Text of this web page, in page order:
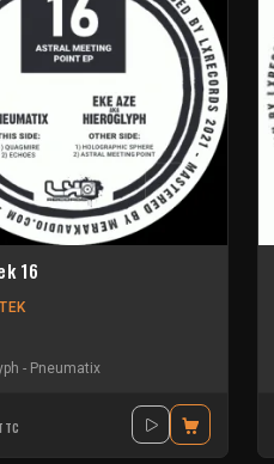
16
- Pneumatix